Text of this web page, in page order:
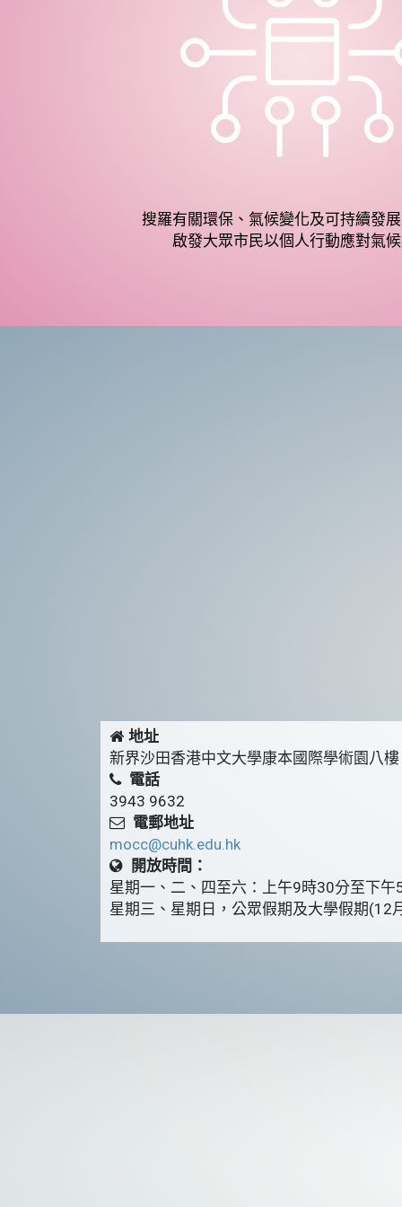
搜羅有關環保、氣候變化及可持續發
啟發大眾市民以個人行動應對氣
地址
新界沙田香港中文大學康本國際學術園八樓
電話
3943 9632
電郵地址
mocc@cuhk.edu.hk
開放時間：
星期一、二、四至六：上午9時30分至下午
星期三、星期日，公眾假期及大學假期(12